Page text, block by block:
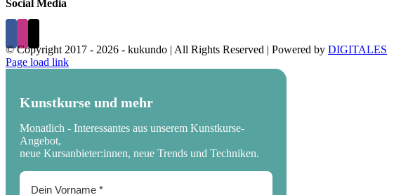
Social Media
© Copyright 2017 - 2026 - kukundo | All Rights Reserved | Powered by DIGITALES
Page load link
Kunstkurse und mehr
Monatlich - Interessantes aus unserem Kunstkurse-
Angebot,
neue Kursanbieter:innen, neue Trends und Techniken.